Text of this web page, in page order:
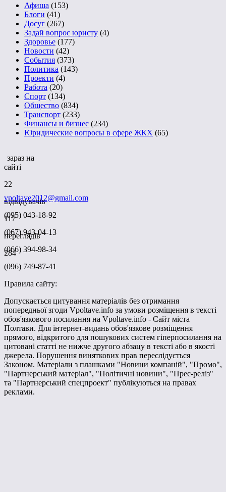
Афиша (153)
Блоги (41)
Досуг (267)
Задай вопрос юристу (4)
Здоровье (177)
Новости (42)
События (373)
Политика (143)
Проекти (4)
Работа (20)
Спорт (134)
Общество (834)
Транспорт (233)
Финансы и бизнес (234)
Юридические вопросы в сфере ЖКХ (65)
зараз на
сайті
22
відвідувачів
117
переглядів
284
vpoltave2012@gmail.com
(095) 043-18-92
(067) 943-04-13
(066) 394-98-34
(096) 749-87-41
Правила сайту:
Допускається цитування матеріалів без отримання
попередньої згоди Vpoltave.info за умови розміщення в тексті
обов'язкового посилання на Vpoltave.info - Сайт міста
Полтави. Для інтернет-видань обов'язкове розміщення
прямого, відкритого для пошукових систем гіперпосилання на
цитовані статті не нижче другого абзацу в тексті або в якості
джерела. Порушення виняткових прав переслідується
Законом. Матеріали з плашками "Новини компаній", "Промо",
"Партнерський матеріал", "Політичні новини", "Прес-реліз"
та "Партнерський спецпроект" публікуються на правах
реклами.